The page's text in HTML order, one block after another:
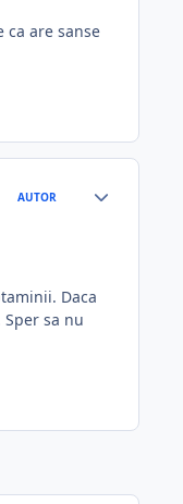
ca are sanse
AUTOR
Daca
sa nu